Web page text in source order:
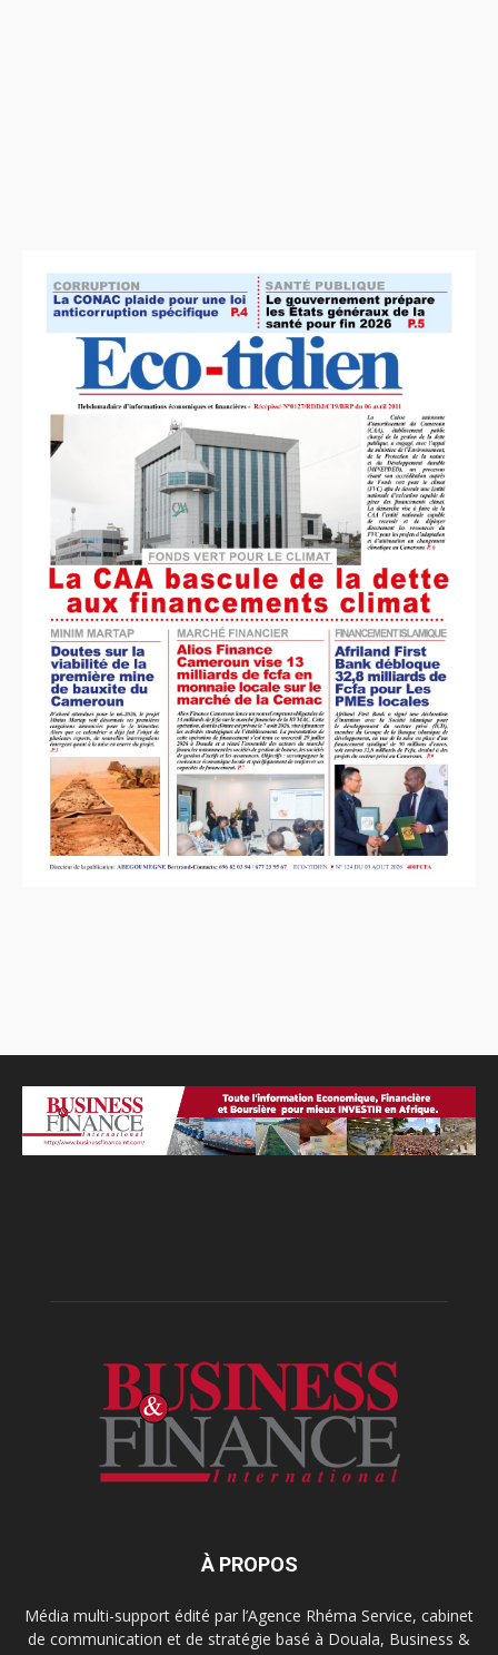
À PROPOS
Média multi-support édité par l’Agence Rhéma Service, cabinet
de communication et de stratégie basé à Douala, Business &